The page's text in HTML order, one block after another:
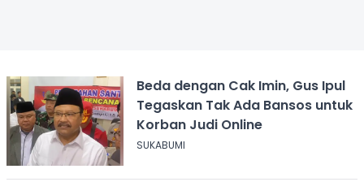
Beda dengan Cak Imin, Gus Ipul
Tegaskan Tak Ada Bansos untuk
Korban Judi Online
SUKABUMI